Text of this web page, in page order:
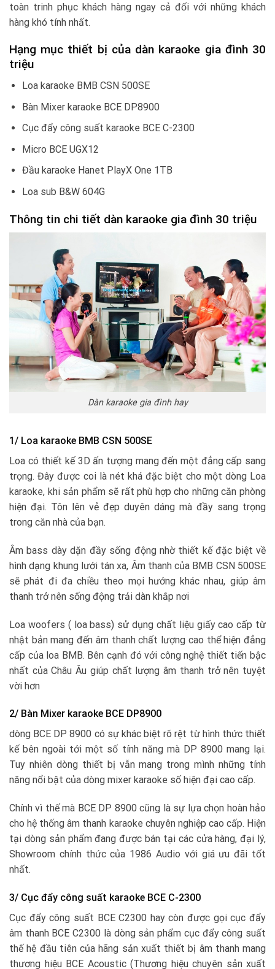
toàn trinh phục khách hàng ngay cả đối với những khách
hàng khó tính nhất.
Hạng mục thiết bị của dàn karaoke gia đình 30
triệu
Loa karaoke BMB CSN 500SE
Bàn Mixer karaoke BCE DP8900
Cục đẩy công suất karaoke BCE C-2300
Micro BCE UGX12
Đầu karaoke Hanet PlayX One 1TB
Loa sub B&W 604G
Thông tin chi tiết dàn karaoke gia đình 30 triệu
Dàn karaoke gia đình hay
1/ Loa karaoke BMB CSN 500SE
Loa có thiết kế 3D ấn tượng mang đến một đẳng cấp sang
trọng. Đây được coi là nét khá đặc biệt cho một dòng Loa
karaoke, khi sản phẩm sẽ rất phù hợp cho những căn phòng
hiện đại. Tôn lên vẻ đẹp duyên dáng mà đầy sang trọng
trong căn nhà của bạn.
Âm bass dày dặn đầy sống động nhờ thiết kế đặc biệt về
hình dạng khung lưới tán xa, Âm thanh của BMB CSN 500SE
sẽ phát đi đa chiều theo mọi hướng khác nhau, giúp âm
thanh trở nên sống động trải dàn khắp nơi
Loa woofers ( loa bass) sử dụng chất liệu giấy cao cấp từ
nhật bản mang đến âm thanh chất lượng cao thể hiện đẳng
cấp của loa BMB. Bên cạnh đó với công nghệ thiết tiến bậc
nhất của Châu Âu giúp chất lượng âm thanh trở nên tuyệt
vời hơn
2/ Bàn Mixer karaoke BCE DP8900
dòng BCE DP 8900 có sự khác biệt rõ rệt từ hình thức thiết
kế bên ngoài tới một số tính năng mà DP 8900 mang lại.
Tuy nhiên dòng thiết bị vẫn mang trong mình những tính
năng nổi bật của dòng mixer karaoke số hiện đại cao cấp.
Chính vì thế mà BCE DP 8900 cũng là sự lựa chọn hoàn hảo
cho hệ thống âm thanh karaoke chuyên nghiệp cao cấp. Hiện
tại dòng sản phẩm đang được bán tại các cửa hàng, đại lý,
Showroom chính thức của 1986 Audio với giá ưu đãi tốt
nhất.
3/ Cục đẩy công suất karaoke BCE C-2300
Cục đẩy công suất BCE C2300 hay còn được gọi cục đẩy
âm thanh BCE C2300 là dòng sản phẩm cục đẩy công suất
thế hệ đầu tiên của hãng sản xuất thiết bị âm thanh mang
thương hiệu BCE Acoustic (Thương hiệu chuyên sản xuất